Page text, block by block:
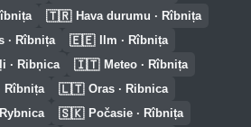
🇹🇷 Hava durumu · Rîbnița
· Rîbnița 🇪🇪 Ilm · Rîbnița
· Ribņica 🇮🇹 Meteo · Rîbnița
Rîbnița 🇱🇹 Oras · Ribnica
🇸🇰 Počasie · Rîbnița